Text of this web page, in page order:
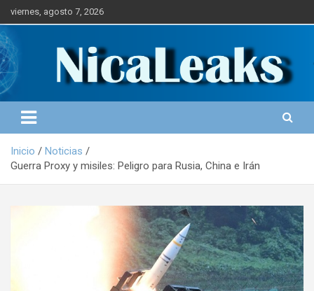
a
l
t
a
r
a
e
viernes, agosto 7, 2026
NICALEAKS
Portal de Noticias
Inicio
Noticias
Guerra Proxy y misiles: Peligro para Rusia, China e Irán